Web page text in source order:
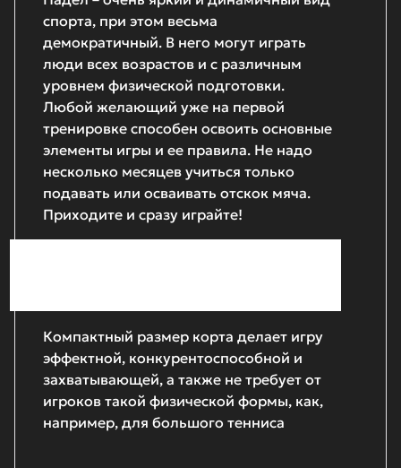
спорта, при этом весьма
демократичный. В него могут играть
люди всех возрастов и с различным
уровнем физической подготовки.
Любой желающий уже на первой
тренировке способен освоить основные
элементы игры и ее правила. Не надо
несколько месяцев учиться только
подавать или осваивать отскок мяча.
Приходите и сразу играйте!
Компактный размер корта делает игру
эффектной, конкурентоспособной и
захватывающей, а также не требует от
игроков такой физической формы, как,
например, для большого тенниса